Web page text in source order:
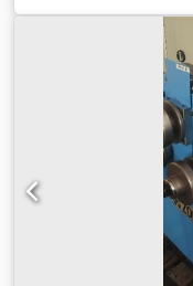
Materiał okrągły
mm Materiał pełny -
Wymiary L-W-H 670
40 x 40 x 3 mm Rury
zapotrzebowanie na
demonstracyjna
Przełącznik nożny -
Możliwość gięcia